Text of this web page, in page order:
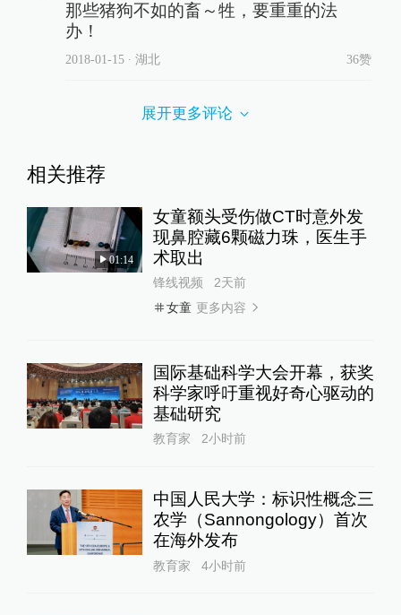
那些猪狗不如的畜～牲，要重重的法
办！
2018-01-15∙ 湖北 36赞
展开更多评论
相关推荐
01:14
女童额头受伤做CT时意外发
现鼻腔藏6颗磁力珠，医生手
术取出
锋线视频
2天前
女童 更多内容
国际基础科学大会开幕，获奖
科学家呼吁重视好奇心驱动的
基础研究
教育家 2小时前
中国人民大学：标识性概念三
农学（Sannongology）首次
在海外发布
教育家 4小时前